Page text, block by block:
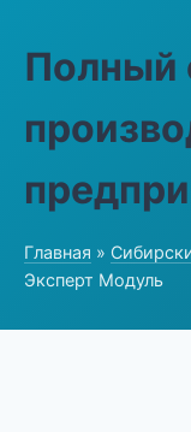
Полный
Главная »
Эксперт Модуль